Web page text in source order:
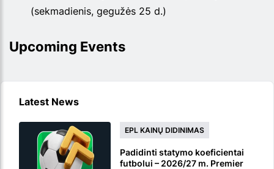
(sekmadienis, gegužės 25 d.)
Upcoming Events
Latest News
EPL KAINŲ DIDINIMAS
Padidinti statymo koeficientai
futbolui – 2026/27 m. Premier